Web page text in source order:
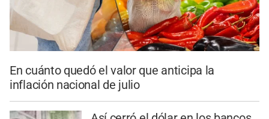
En cuánto quedó el valor que anticipa la
inflación nacional de julio